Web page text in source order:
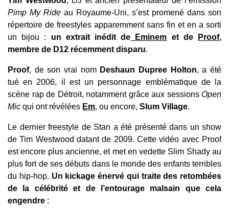
Pimp My Ride au Royaume-Uni, s’est promené dans son
répertoire de freestyles apparemment sans fin et en a sorti
un bijou : un extrait inédit de Eminem et de Proof,
membre de D12 récemment disparu.
Proof, de son vrai nom Deshaun Dupree Holton, a été
tué en 2006, il est un personnage emblématique de la
scène rap de Détroit, notamment grâce aux sessions Open
Mic qui ont révélées Em, ou encore, Slum Village.
Le dernier freestyle de Stan a été présenté dans un show
de Tim Westwood datant de 2009. Cette vidéo avec Proof
est encore plus ancienne, et met en vedette Slim Shady au
plus fort de ses débuts dans le monde des enfants terribles
du hip-hop. Un kickage énervé qui traite des retombées
de la célébrité et de l’entourage malsain que cela
engendre :